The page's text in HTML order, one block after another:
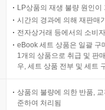
LP상품의 재생 불량 원인
시간의 경과에 의해 재판매
전자상거래 등에서의 소비
eBook 세트 상품은 일괄 구
1개의 상품으로 취급 및 판
우, 세트 상품 전부 및 세트
상품의 불량에 의한 반품,
준하여 처리됨